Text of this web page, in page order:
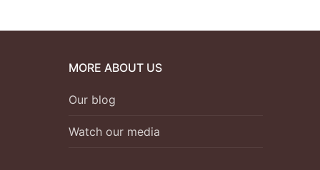
MORE ABOUT US
Our blog
Watch our media